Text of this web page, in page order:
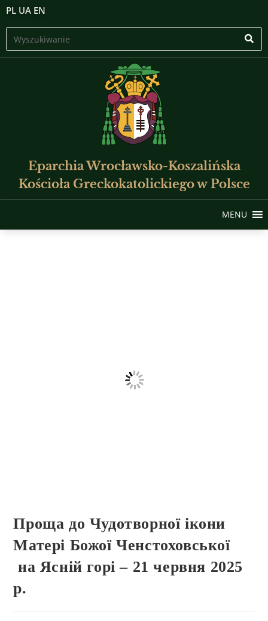
PL UA EN
Eparchia Wrocławsko-Koszalińska
Kościoła Greckokatolickiego w Polsce
MENU
Проща до Чудотворної ікони
Матері Божої Ченстоховської
на Ясній горі – 21 червня 2025
р.